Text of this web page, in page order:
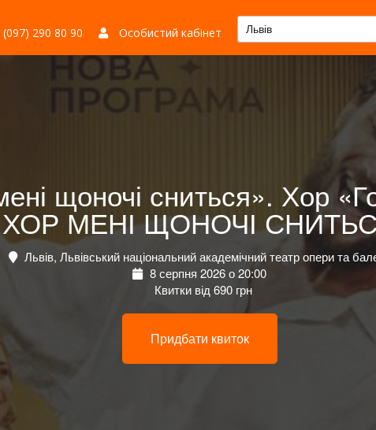
(097) 290 80 90 Особистий кабінет Львів
щоночі сниться». Хор
ХОР МЕНІ ЩОНОЧІ
Львів, Львівський національний академічний театр опери та
8 серпня 2026 о 20:00
Квитки від 690 грн
Придбати квиток